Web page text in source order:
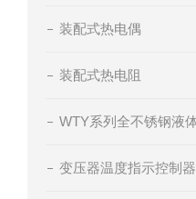
装配式热电偶
装配式热电阻
变压器温度指示控制器